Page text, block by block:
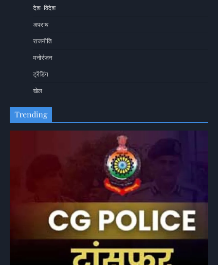
देश-विदेश
अपराध
राजनीति
मनोरंजन
ट्रेंडिंग
खेल
Trending